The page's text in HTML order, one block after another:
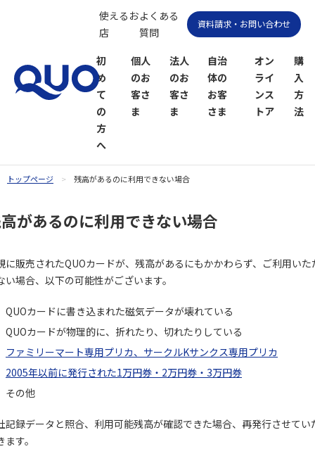
初
め
て
の
方
へ
個人
のお
客さ
ま
法人
のお
客さ
ま
自治
体の
お客
さま
オン
ライ
ンス
トア
ドオンラ
ア
ドPayオン
トア
購
入
方
法
使えるお
店
よくある
質問
資料請求・お問い合わせ
トップページ 残高があるのに利用できない場合
があるのに利用できない場合
に販売されたQUOカードが、残高があるにもかかわらず、ご利用いた
い場合、以下の可能性がございます。
QUOカードに書き込まれた磁気データが壊れている
QUOカードが物理的に、折れたり、切れたりしている
ファミリーマート専用プリカ、サークルKサンクス専用プリカ
2005年以前に発行された1万円券・2万円券・3万円券
その他
記録データと照合、利用可能残高が確認できた場合、再発行させてい
ます。